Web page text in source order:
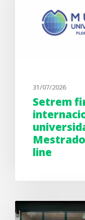
31/07/2026
Setrem
line